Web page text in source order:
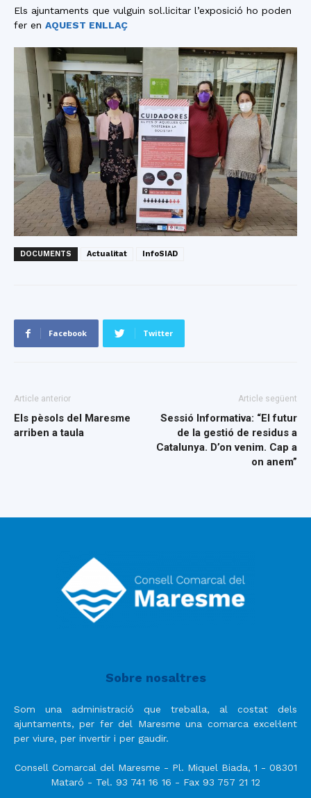
Els ajuntaments que vulguin sol.licitar l’exposició ho poden
fer en AQUEST ENLLAÇ
DOCUMENTS Actualitat InfoSIAD
Facebook Twitter
Article anterior
Els pèsols del Maresme
arriben a taula
Article següent
Sessió Informativa: “El futur
de la gestió de residus a
Catalunya. D’on venim. Cap a
on anem”
Sobre nosaltres
Som una administració que treballa, al costat dels
ajuntaments, per fer del Maresme una comarca excel·lent
per viure, per invertir i per gaudir.
Consell Comarcal del Maresme - Pl. Miquel Biada, 1 - 08301
Mataró - Tel. 93 741 16 16 - Fax 93 757 21 12